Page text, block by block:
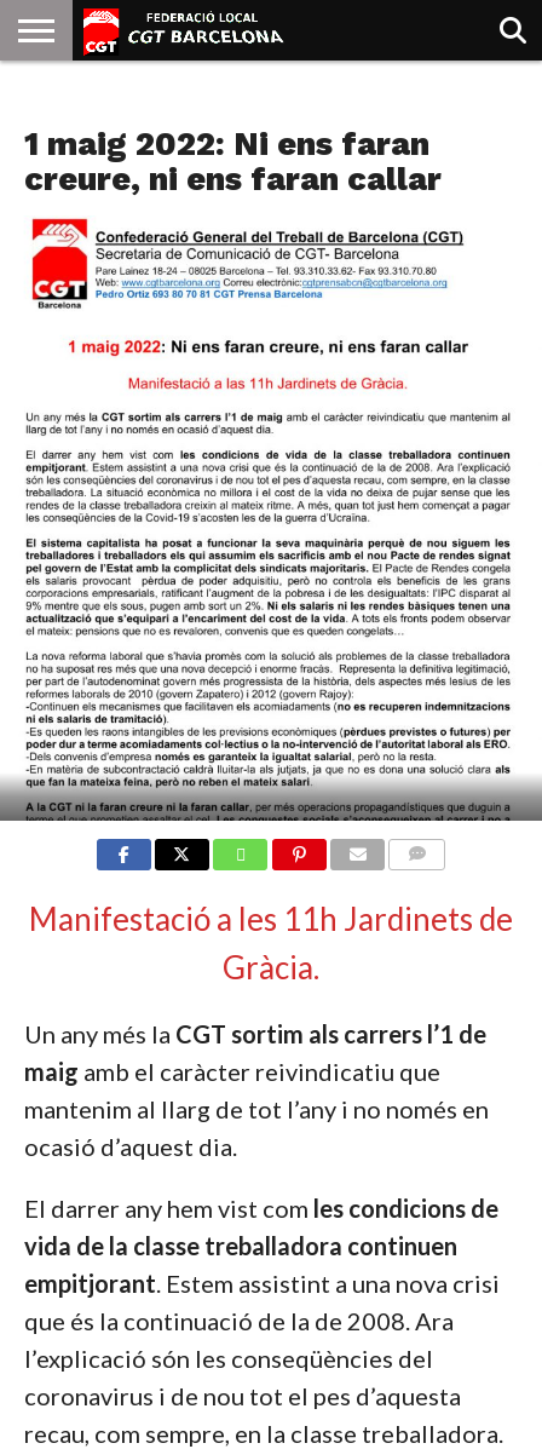
GOLDMAN
1 maig 2022: Ni ens faran
creure, ni ens faran callar
Manifestació a les 11h Jardinets de
Gràcia.
Un any més la CGT sortim als carrers l’1 de
maig amb el caràcter reivindicatiu que
mantenim al llarg de tot l’any i no només en
ocasió d’aquest dia.
El darrer any hem vist com les condicions de
vida de la classe treballadora continuen
empitjorant. Estem assistint a una nova crisi
que és la continuació de la de 2008. Ara
l’explicació són les conseqüències del
coronavirus i de nou tot el pes d’aquesta
recau, com sempre, en la classe treballadora.